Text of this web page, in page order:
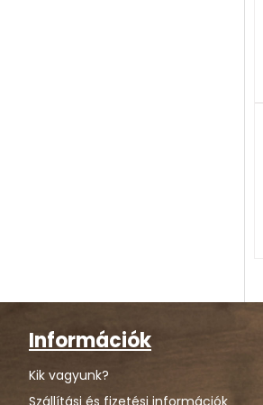
Információk
Kik vagyunk?
Szállítási és fizetési információk